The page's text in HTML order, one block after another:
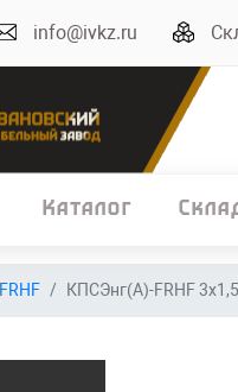
info@ivkz.ru
Каталог
КПСЭнг(А)-FRHF 3х1,5